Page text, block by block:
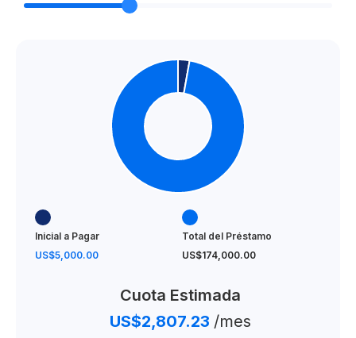
Inicial a Pagar
US$5,000.00
Total del Préstamo
US$174,000.00
Cuota Estimada
US$2,807.23 /mes